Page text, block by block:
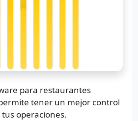
para restaurantes
tener un mejor control
operaciones.